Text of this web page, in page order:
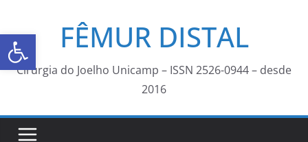
Abrir a barra de ferramentas
FÊMUR DISTAL
Cirurgia do Joelho Unicamp – ISSN 2526-0944 – desde
2016